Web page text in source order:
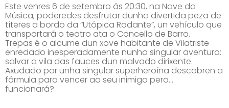
Este venres 6 de setembro ás 20:30, na Nave da
Música, poderedes desfrutar dunha divertida peza de
títeres a bordo da “Utópica Rodante”, un vehículo que
transportará o teatro ata o Concello de Barro.
Trepas é o alcume dun xove habitante de Vilatriste
enredado inesperadamente nunha singular aventura:
salvar a vila das fauces dun malvado dirixente.
Axudado por unha singular superheroína descobren a
fórmula para vencer ao seu inimigo pero…
funcionará?